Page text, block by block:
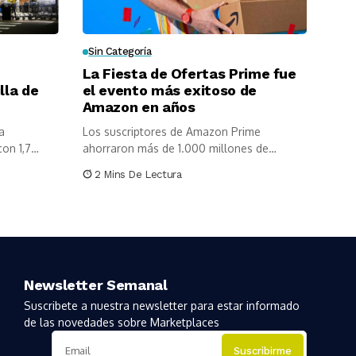
de
1,7
Sin Categoría
La Fiesta de Ofertas Prime fue
el evento más exitoso de
Amazon en años
Los suscriptores de Amazon Prime
ahorraron más de 1.000 millones de
2 Mins De Lectura
Newsletter Semanal
Suscribete a nuestra newsletter para estar informado
de las novedades sobre Marketplaces